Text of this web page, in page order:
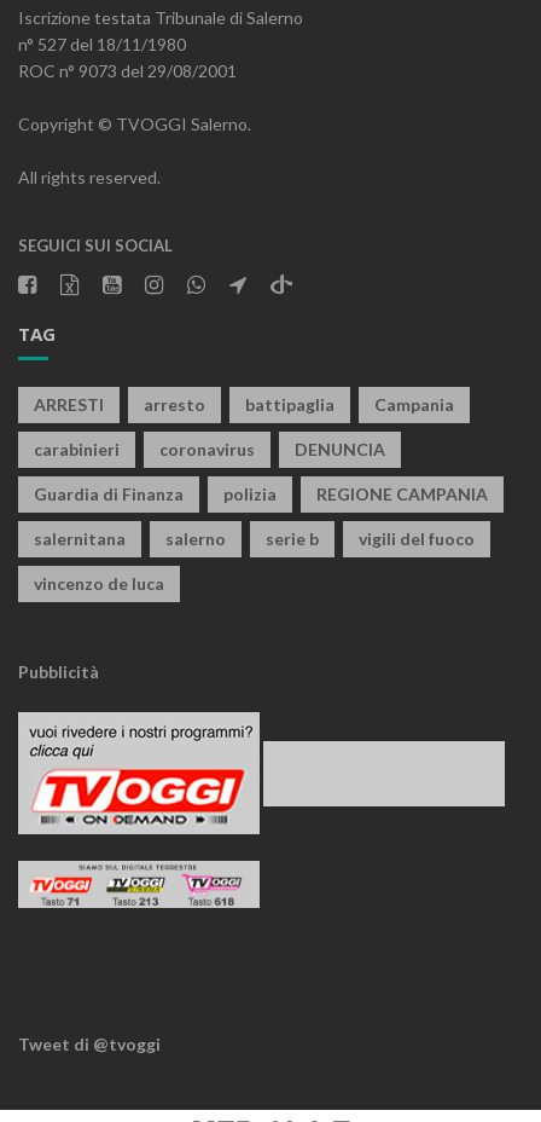
Iscrizione testata Tribunale di Salerno
n° 527 del 18/11/1980
ROC n° 9073 del 29/08/2001
Copyright © TVOGGI Salerno.
All rights reserved.
SEGUICI SUI SOCIAL
TAG
ARRESTI arresto battipaglia Campania
carabinieri coronavirus DENUNCIA
Guardia di Finanza polizia REGIONE CAMPANIA
salernitana salerno serie b vigili del fuoco
vincenzo de luca
Pubblicità
Tweet di @tvoggi